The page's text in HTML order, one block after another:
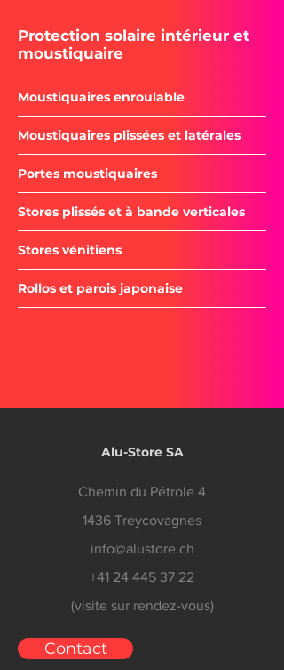
Protection solaire intérieur et
moustiquaire
Moustiquaires enroulable
Moustiquaires plissées et latérales
Portes moustiquaires
Stores plissés et à bande verticales
Stores vénitiens
Rollos et parois japonaise
Alu-Store SA
Chemin du Pétrole 4
1436 Treycovagnes
info@alustore.ch
+41 24 445 37 22
(visite sur rendez-vous)
Contact